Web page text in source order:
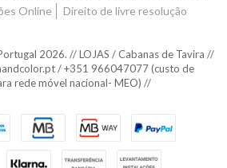
Online
Direito de livre resolução
2026. // LOJAS / Cabanas de Tavira //
/ +351 966047077 (custo de
rede móvel nacional- MEO) //